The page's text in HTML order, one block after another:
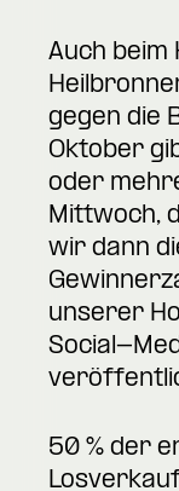
Auch beim
gegen die
Oktober
oder
Mittwoch,
wir dann
unserer
Social-
50 % der